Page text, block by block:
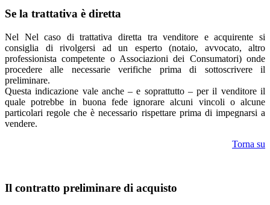
Se la trattativa è diretta
Nel Nel caso di trattativa diretta tra venditore e acquirente si
consiglia di rivolgersi ad un esperto (notaio, avvocato, altro
professionista competente o Associazioni dei Consumatori) onde
procedere alle necessarie verifiche prima di sottoscrivere il
preliminare.
Questa indicazione vale anche – e soprattutto – per il venditore il
quale potrebbe in buona fede ignorare alcuni vincoli o alcune
particolari regole che è necessario rispettare prima di impegnarsi a
vendere.
Torna su
Il contratto preliminare di acquisto